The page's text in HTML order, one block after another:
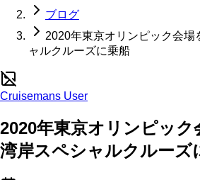
ブログ
2020年東京オリンピック会場
ャルクルーズに乗船
Cruisemans User
2020年東京オリンピック
湾岸スペシャルクルーズ